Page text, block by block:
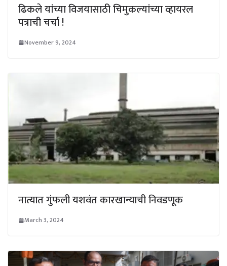
ढिकले यांच्या विजयासाठी चिमुकल्यांच्या व्हायरल
पत्राची चर्चा !
November 9, 2024
नात्यात गुंफली यशवंत कारखान्याची निवडणूक
March 3, 2024